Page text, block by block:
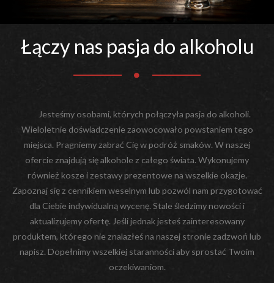
Łączy nas pasja do alkoholu
Jesteśmy osobami, których połączyła pasja do alkoholi.
Wieloletnie doświadczenie zaowocowało powstaniem tego
miejsca. Pragniemy zabrać Cię w podróż smaków. W naszej
ofercie znajdują się alkohole z całego świata. Wykonujemy
również kosze i zestawy prezentowe na wszelkie okazje.
Zapoznaj się z cennikiem weselnym lub pozwól nam przygotować
dla Ciebie indywidualną wycenę. Stale śledzimy nowości i
aktualizujemy ofertę. Jeśli jednak jesteś zainteresowany
produktem, którego nie znalazłeś na naszej stronie zadzwoń lub
napisz. Dopełnimy wszelkiej staranności aby sprostać Twoim
oczekiwaniom.